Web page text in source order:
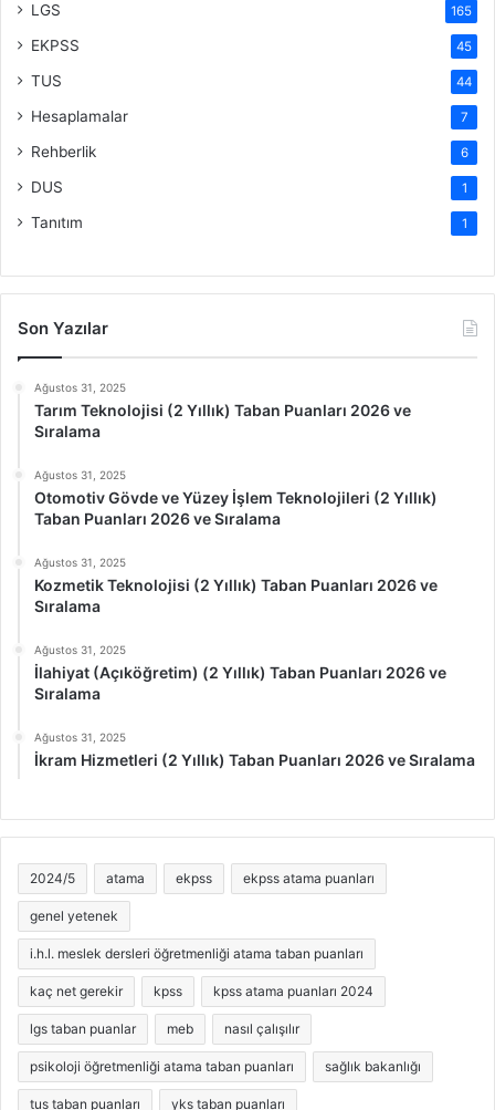
LGS 165
EKPSS 45
TUS 44
Hesaplamalar 7
Rehberlik 6
DUS 1
Tanıtım 1
Son Yazılar
Ağustos 31, 2025
Tarım Teknolojisi (2 Yıllık) Taban Puanları 2026 ve
Sıralama
Ağustos 31, 2025
Otomotiv Gövde ve Yüzey İşlem Teknolojileri (2 Yıllık)
Taban Puanları 2026 ve Sıralama
Ağustos 31, 2025
Kozmetik Teknolojisi (2 Yıllık) Taban Puanları 2026 ve
Sıralama
Ağustos 31, 2025
İlahiyat (Açıköğretim) (2 Yıllık) Taban Puanları 2026 ve
Sıralama
Ağustos 31, 2025
İkram Hizmetleri (2 Yıllık) Taban Puanları 2026 ve Sıralama
2024/5 atama ekpss ekpss atama puanları
genel yetenek
i.h.l. meslek dersleri öğretmenliği atama taban puanları
kaç net gerekir kpss kpss atama puanları 2024
lgs taban puanlar meb nasıl çalışılır
psikoloji öğretmenliği atama taban puanları sağlık bakanlığı
tus taban puanları yks taban puanları